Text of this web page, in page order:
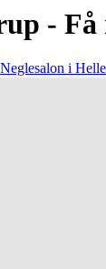
- Få
Neglesalon i